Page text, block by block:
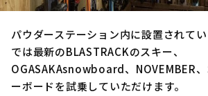
パウダーステーション内に設置されて
では最新のBLASTRACKのスキー、
OGASAKAsnowboard、NOVEMBER
ーボードを試乗していただけます。